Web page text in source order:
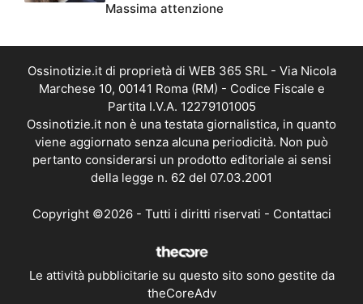
Massima attenzione
Ossinotizie.it di proprietà di WEB 365 SRL - Via Nicola
Marchese 10, 00141 Roma (RM) - Codice Fiscale e
Partita I.V.A. 12279101005
Ossinotizie.it non è una testata giornalistica, in quanto
viene aggiornato senza alcuna periodicità. Non può
pertanto considerarsi un prodotto editoriale ai sensi
della legge n. 62 del 07.03.2001
Copyright ©2026 - Tutti i diritti riservati - Contattaci
Le attività pubblicitarie su questo sito sono gestite da
theCoreAdv